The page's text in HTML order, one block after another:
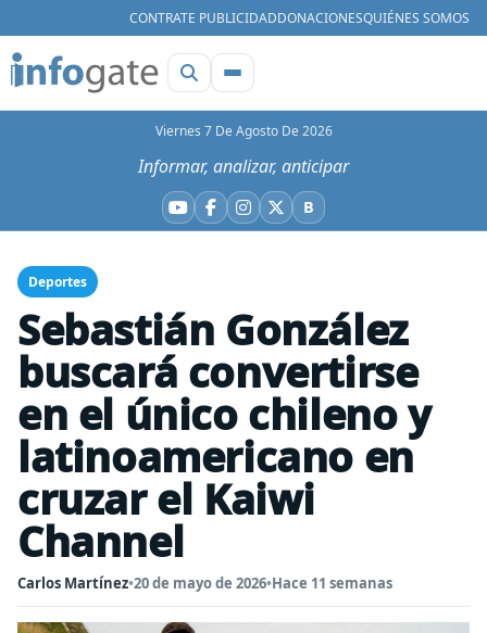
CONTRATE PUBLICIDADDONACIONESQUIÉNES SOMOS
Viernes 7 De Agosto De 2026
Informar, analizar, anticipar
YouTube
Facebook
Instagram
X BBluesky
Deportes
Sebastián González
buscará convertirse
en el único chileno y
latinoamericano en
cruzar el Kaiwi
Channel
Carlos Martínez•20 de mayo de 2026•Hace 11 semanas